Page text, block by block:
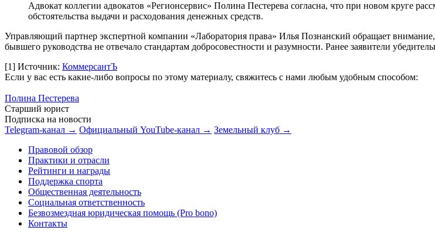
Адвокат коллегии адвокатов «Регионсервис» Полина Пестерева согласна, что при новом круге
обстоятельства выдачи и расходования денежных средств.
Управляющий партнер экспертной компании «Лаборатория права» Илья Познанский обращает
бывшего руководства не отвечало стандартам добросовестности и разумности. Ранее заявители
[1] Источник: КоммерсантЪ
Если у вас есть какие-либо вопросы по этому материалу, свяжитесь с нами любым удобным способом:
Полина Пестерева
Старший юрист
Подписка на новости
Telegram-канал → Официальный YouTube-канал → Земельный клуб →
Правовой обзор
Практики и отрасли
Рейтинги и награды
Поддержка спорта
Общественная деятельность
Социальная ответственность
Безвозмездная юридическая помощь (Pro bono)
Контакты